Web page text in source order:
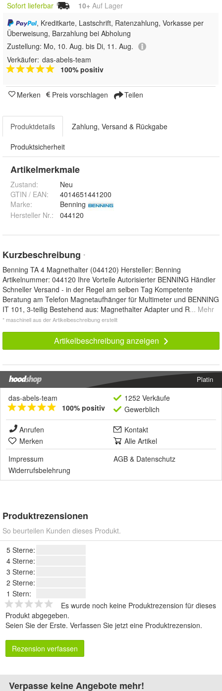
Sofort lieferbar 10+ Auf Lager
, Kreditkarte, Lastschrift, Ratenzahlung, Vorkasse per
Überweisung, Barzahlung bei Abholung
Zustellung: Mo, 10. Aug. bis Di, 11. Aug.
Verkäufer: das-abels-team
100% positiv
Merken Preis vorschlagen Teilen
Produktdetails Zahlung, Versand & Rückgabe
Produktsicherheit
Artikelmerkmale
Zustand:
Neu
GTIN / EAN:
4014651441200
Marke:
Benning
Hersteller Nr.:
044120
Kurzbeschreibung *
Benning TA 4 Magnethalter (044120) Hersteller: Benning
Artikelnummer: 044120 Ihre Vorteile Autorisierter BENNING Händler
Schneller Versand - in der Regel am selben Tag Kompetente
Beratung am Telefon Magnetaufhänger für Multimeter und BENNING
IT 101, 3-teilig Bestehend aus: Magnethalter Adapter und R... Mehr
* maschinell aus der Artikelbeschreibung erstellt
Artikelbeschreibung anzeigen
Platin
das-abels-team
100% positiv
1252 Verkäufe
Gewerblich
Anrufen
Kontakt
Merken
Alle Artikel
Impressum
AGB & Datenschutz
Widerrufsbelehrung
Produktrezensionen
So beurteilen Kunden dieses Produkt.
5 Sterne:
4 Sterne:
3 Sterne:
2 Sterne:
1 Stern:
Es wurde noch keine Produktrezension für dieses
Produkt abgegeben.
Seien Sie der Erste. Verfassen Sie jetzt eine Produktrezension.
Rezension verfassen
Verpasse keine Angebote mehr!